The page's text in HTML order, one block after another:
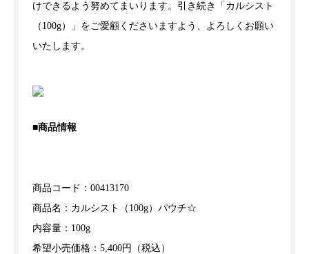
けできるよう努めてまいります。引き続き「カルシスト
（100g）」をご愛顧くださいますよう、よろしくお願い
いたします。
■商品情報
商品コード：00413170
商品名：カルシスト（100g）パウチ☆
内容量：100g
希望小売価格：5,400円（税込）